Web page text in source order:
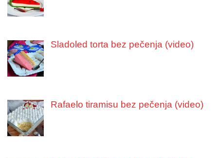
Sladoled torta bez pečenja (video)
Rafaelo tiramisu bez pečenja (video)